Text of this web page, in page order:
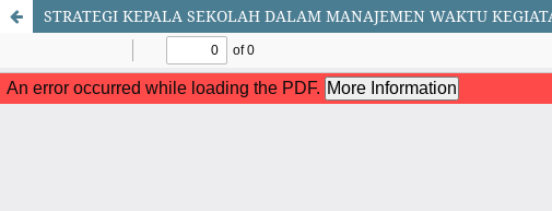
STRATEGI KEPALA SEKOLAH DALAM MANAJEMEN WAKTU